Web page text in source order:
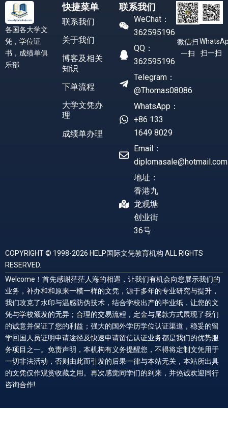
各国各大学文
凭，学位证
书，成绩单俱
乐部
快捷菜单
联系我们
关于我们
博客及相关
知识
下单流程
大学文凭办
理
成绩单办理
联系我们
WeChat：
362595196
QQ：
362595196
Telegram：
@Thomas08086
WhatsApp：
+86 133
1649 8029
Email：
diplomasale@hotmail.com
地址：
香港九
龙观塘
创业街
36号
微信扫
一扫
扫一扫
COPYRIGHT © 1998-2026 HELP国际文凭教育机构 ALL RIGHTS
RESERVED.
Welcome！首先感谢茫茫人海的相遇，让我们有机会向您展示我们的
业务，补办和和原来一模一样的文凭，源于多年的专业研究与提升，
我们攻克了水印与温感防伪技术，结合学校出产的毕业纸，让您的文
凭与学校颁发的无异；合理的交易流程，定金与尾款方式展现了我们
的诚意并保证了您的利益；强大的国外学历学位认证渠道，稳妥的留
学回国人员证明申请途径及快速申请留信认证业务都是我们的优势服
务项目之一。免责声明，本机构有义务提醒您，不得将定制文凭用于
一切非法活动，否则由此而引发的后果一律与本站无关，本站所出具
的文凭仅作观赏收藏之用。再次感觉同学们的到来，并热诚欢迎同行
咨询合作!